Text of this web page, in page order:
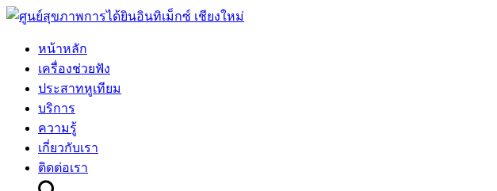
หน้าหลัก
เครื่องช่วยฟัง
ประสาทหูเทียม
บริการ
ความรู้
เกี่ยวกับเรา
ติดต่อเรา